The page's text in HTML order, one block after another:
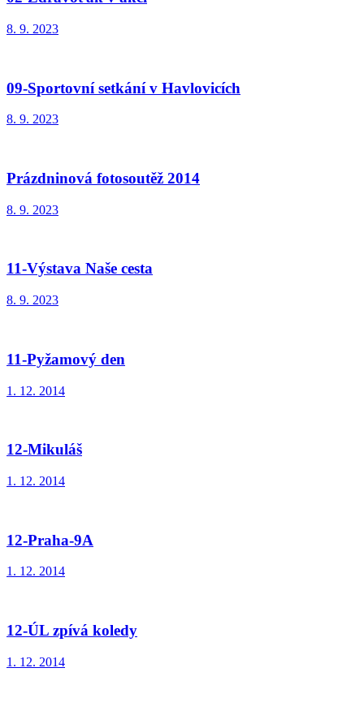
8. 9. 2023
09-Sportovní setkání v Havlovicích
8. 9. 2023
Prázdninová fotosoutěž 2014
8. 9. 2023
11-Výstava Naše cesta
8. 9. 2023
11-Pyžamový den
1. 12. 2014
12-Mikuláš
1. 12. 2014
12-Praha-9A
1. 12. 2014
12-ÚL zpívá koledy
1. 12. 2014